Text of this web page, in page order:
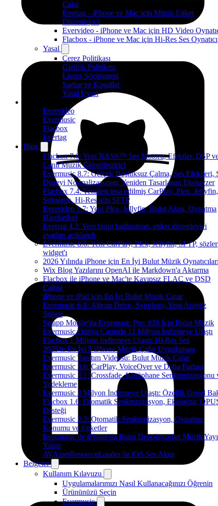
Çalar
Evertag - iPhone ve Mac için Müzik Etiket
Düzenleyici
Evervideo - iPhone ve Mac için HD Video
Flacbox - iPhone ve Mac için Hi-Res Ses Oynatıcı
Yasal
Çerez Politikası
Gizlilik Politikası
Lisans Sözleşmesi
Şartlar ve Koşullar
Yasal Uyarı
Evervideo
Evermusic
Flacbox
Evertag
Blog
Flacbox 7.6: Yeni BASS™ Ses Motoru, Efektler, DSP
Canlı Müzik Görselleştirici
Evermusic 8.7: Gerçek Boşluksuz Çalma, Ses Efektleri,
Düzeyi Normalizasyonu, Yeniden Tasarlanan Ekolayzer
Flacbox 7.4: Yeniden inşa edilmiş CarPlay, Plex, Jellyfin,
Subsonic, Hi-Res için SFTP
Evervideo 1.7: Yeni Plex, Jellyfin, Bulut Akışı, Oynatma
Hareketleri
Evertag 4.2: Yeni bulut bağlantıları, etiket düzenleyici
ayarları açıklandı
Evermusic 8.6: Yeni CarPlay, Plex, Jellyfin, SFTP, sözler
widget'ı
2026 Yılında iPhone için En İyi Bulut Müzik
Wix Blog Yazılarını OpenAI ile Markdown'a Aktarma
Flacbox ile iPhone ve Mac'te Kayıpsız FLAC ve DSD
Çalma
iPhone ve iPad için En İyi Bulut Müzik Çalar
Evermusic 6.8: Aliyun Drive, Synology, Yeni Arayüz
Stilleri
Setapp Mobile'da Evermusic Pro: iOS İçin Bulut Müzik
Evermusic Dünya Çapında 11 Milyon İndirmeye Ulaştı
Flacbox 1 Milyon İndirmeye Ulaştı: Hi-Res Ses
2025'te En İyi 5 iPhone Müzik Çalar Uygulaması
Evermusic Tanıtım Videosu: Bulut Müzik Çalar
Evermusic 3.6: CarPlay, VoiceOver ve Daha Fazlası
Evermusic 3.1: Crossfade, Kütüphane Senkronizasyonu
Yedekleme
Evermusic 3 Milyon İndirmeye Ulaştı: Özellik Genel
Flacbox 1.6: Otomatik Senkronizasyon, Ekolayzır,
Desteği
Evermusic 2.3: Otomatik Senkronizasyon, Oynatma
Konumu ve Etiketler
Evermusic ile iPhone'da Bulut Depolamadan Müzik
Yapın
AVAssetResourceLoader ile iOS Ses Akışı
Belgeler
Kullanım Kılavuzu
Uygulamalarımızı Nasıl Kullanacağınızı Öğrenin
Ürününüzü Seçin
Evermusic